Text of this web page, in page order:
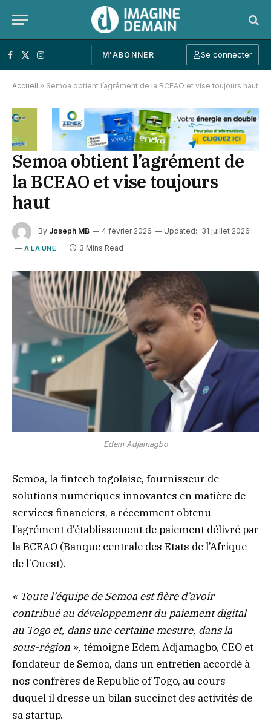
Facebook
X (Twitter)
Instagram
M'ABONNER Se connecter
Accueil » Semoa obtient l’agrément de la BCEAO et vise toujours haut
Semoa obtient l’agrément de
la BCEAO et vise toujours
haut
By Joseph MB 4 février 2026 Updated: 31 juillet 2026
À LA UNE 3 Mins Read
Edem Adjamagbo
Semoa, la fintech togolaise, fournisseur de
solutions numériques innovantes en matière de
services financiers, a récemment obtenu
l’agrément d’établissement de paiement délivré par
la BCEAO (Banque centrale des Etats de l’Afrique
de l’Ouest).
« Toute l’équipe de Semoa est fière d’avoir
contribué au développement du paiement digital
au Togo et, dans une certaine mesure, dans la
sous-région », témoigne Edem Adjamagbo, CEO et
fondateur de Semoa, dans un entretien accordé à
nos confrères de Republic of Togo, au cours
duquel il dresse un bilan succinct des activités de
sa startup.